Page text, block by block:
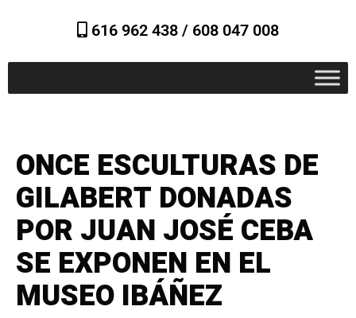
616 962 438 / 608 047 008
ONCE ESCULTURAS DE
GILABERT DONADAS
POR JUAN JOSÉ CEBA
SE EXPONEN EN EL
MUSEO IBÁÑEZ